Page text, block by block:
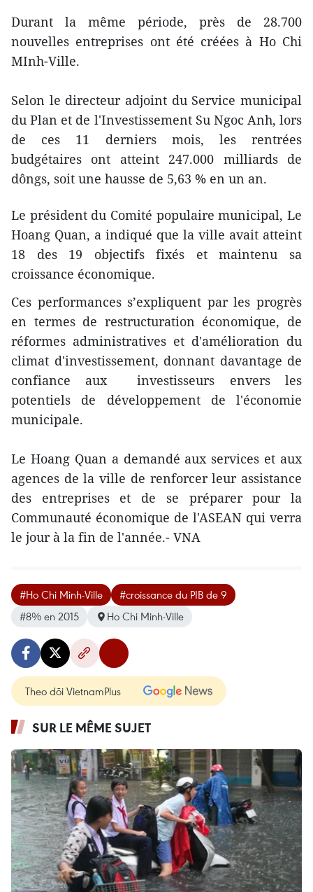
​Durant la même période, près de 28.700
nouvelles entreprises ont été créées à Ho Chi
MInh-Ville.
Selon le directeur adjoint du Service municipal
du Plan et de l'Investissement Su Ngoc Anh, lors
de ces 11 derniers mois, les rentrées
budgétaires ont atteint 247.000 milliards de
dôngs, soit une hausse de 5,63 % en un an.
Le président du Comité populaire municipal, Le
Hoang Quan, a ​indiqué que la ville avait atteint
18 des 19 ​objectifs fixés et ​maintenu sa
croissance économique.
Ces performances s’expliquent par les ​progrès
en termes de restructuration économique, de
réformes administratives et d'amélioration du
climat d'investissement, ​donnant davantage de
confiance ​aux investisseurs ​envers les
potentiels de développement de l'économie
municipale.
​Le Hoang Quan a demandé aux services et aux
agences de la ville de renforcer ​leur assistance​
des entreprises et de se préparer pour la
Communauté économique de l'ASEAN qui ​​verra
le jour à la fin de l'année.- VNA
#Ho Chi Minh-Ville
#croissance du PIB de 9
#8% en 2015
Ho Chi Minh-Ville
Theo dõi VietnamPlus
SUR LE MÊME SUJET